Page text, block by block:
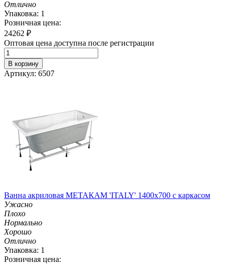
Отлично
Упаковка: 1
Розничная цена:
24262 ₽
Оптовая цена доступна после регистрации
В корзину
Артикул: 6507
Ванна акриловая МЕТАКАМ 'ITALY' 1400х700 с каркасом
Ужасно
Плохо
Нормально
Хорошо
Отлично
Упаковка: 1
Розничная цена: